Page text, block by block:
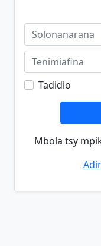
Tadidio
Mbola tsy